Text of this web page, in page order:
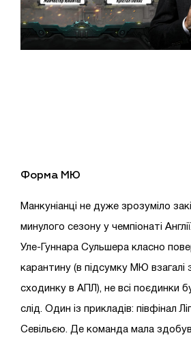
Форма МЮ
Манкуніанці не дуже зрозуміло
минулого сезону у чемпіонаті
Уле-Гуннара Сульшера класно
карантину (в підсумку МЮ взагалі
сходинку в АПЛ), не всі поєдинки
слід. Один із прикладів: півфінал
Севільєю. Де команда мала